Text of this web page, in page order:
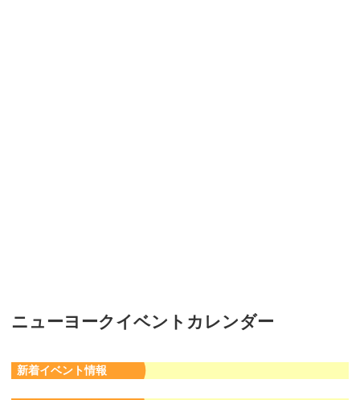
ニューヨークイベントカレンダー
新着イベント情報